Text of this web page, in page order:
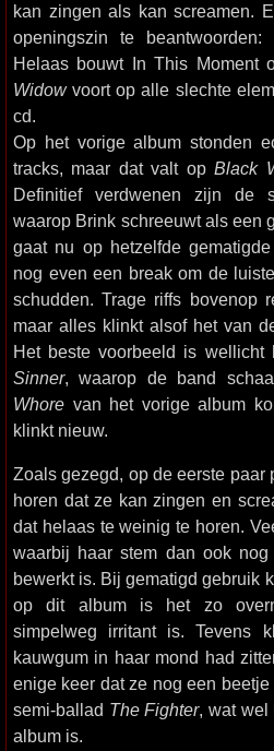
kan zingen als kan screamen.
openingszin te
Helaas bouwt In This Moment
Widowvoort op alle slechte
cd.
Op het vorige album stonden
tracks, maar dat valt opBlack
Definitief verdwenen zijn de
waarop Brink schreeuwt als een
gaat nu op hetzelfde
nog even een break om de
schudden. Trage riffs bovenop
maar alles klinkt alsof het van
Het beste voorbeeld is wellicht
Sinner, waarop de band
Whore van het vorige album
klinkt nieuw.
Zoals gezegd, op de eerste paar
horen dat ze kan zingen en
dat helaas te weinig te horen.
waarbij haar stem dan ook
bewerkt is. Bij gematigd gebruik
op dit album is het zo
simpelweg irritant is. Tevens
kauwgum in haar mond had
enige keer dat ze nog een
semi-ballad The Fighter, wat wel
album is.